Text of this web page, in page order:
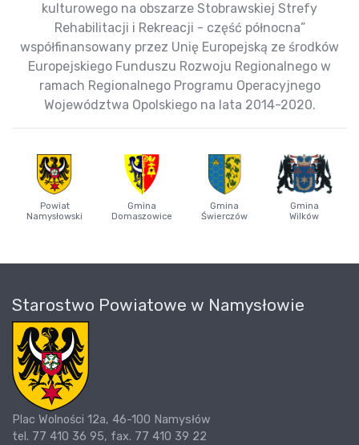
kulturowego na obszarze Stobrawskiej Strefy
Rehabilitacji i Rekreacji - część północna”
współfinansowany przez Unię Europejską ze środków
Europejskiego Funduszu Rozwoju Regionalnego w
ramach Regionalnego Programu Operacyjnego
Województwa Opolskiego na lata 2014-2020.
Powiat
Namysłowski
Gmina
Domaszowice
Gmina
Świerczów
Gmina
Wilków
Starostwo Powiatowe w Namysłowie
Plac Wolności 12a, 46-100 Namysłów
tel. 77 410 36 95, fax. 77 410 39 22